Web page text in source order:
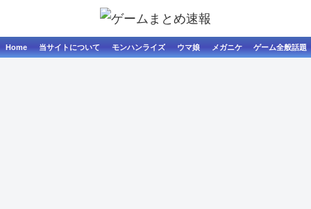
Home 当サイトについて モンハンライズ ウマ娘 メガニケ ゲーム全般話題